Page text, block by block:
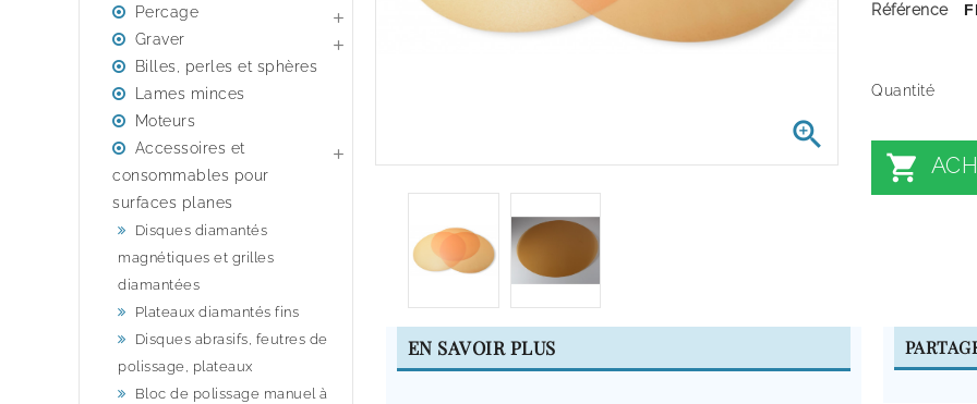
Percage 
Graver 
Billes, perles et sphères
Lames minces
Moteurs
Accessoires et
consommables pour
surfaces planes

Disques diamantés
magnétiques et grilles
diamantées
Plateaux diamantés fins
Disques abrasifs, feutres de
polissage, plateaux
Bloc de polissage manuel à

Référence
Quantité

EN SAVOIR PLUS